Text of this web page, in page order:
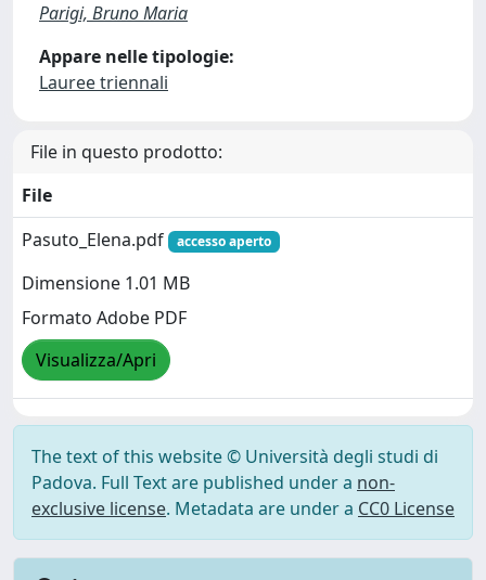
Parigi, Bruno Maria
Appare nelle tipologie:
Lauree triennali
File in questo prodotto:
File
Pasuto_Elena.pdf
accesso aperto
Dimensione 1.01 MB
Formato Adobe PDF
Visualizza/Apri
The text of this website © Università degli studi di
Padova. Full Text are published under a non-
exclusive license. Metadata are under a CC0 License